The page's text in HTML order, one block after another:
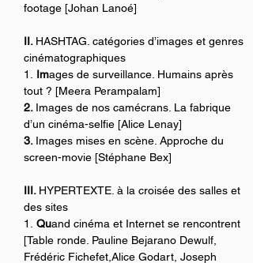
footage [Johan Lanoé]
II. HASHTAG. catégories d’images et genres
cinématographiques
1.
Images de surveillance. Humains après
tout ? [Meera Perampalam]
2. Images de nos camécrans. La fabrique
d’un cinéma-selfie [Alice Lenay]
3. Images mises en scène. Approche du
screen-movie [Stéphane Bex]
III. HYPERTEXTE. à la croisée des salles et
des sites
1.
Quand cinéma et Internet se rencontrent
[Table ronde. Pauline Bejarano Dewulf,
Frédéric Fichefet,Alice Godart, Joseph